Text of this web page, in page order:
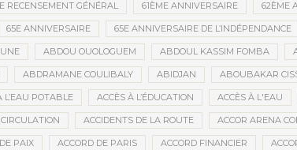
RECENSEMENT GÉNÉRAL 61ÈME ANNIVERSAIRE 62ÈME
65E ANNIVERSAIRE 65E ANNIVERSAIRE DE L’INDÉPENDANCE
ABDOU OUOLOGUEM ABDOUL KASSIM FOMBA
ABDRAMANE COULIBALY ABIDJAN ABOUBAKAR
L’EAU POTABLE ACCÈS À L’ÉDUCATION ACCÈS À L'EAU
ACCIDENTS DE LA ROUTE ACCOR ARENA
PAIX ACCORD DE PARIS ACCORD FINANCIER